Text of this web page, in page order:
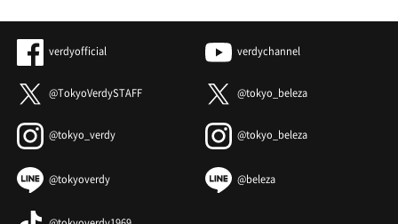
verdyofficial verdychannel
@TokyoVerdySTAFF @tokyo_beleza
@tokyo_verdy @tokyo_beleza
@tokyoverdy @beleza